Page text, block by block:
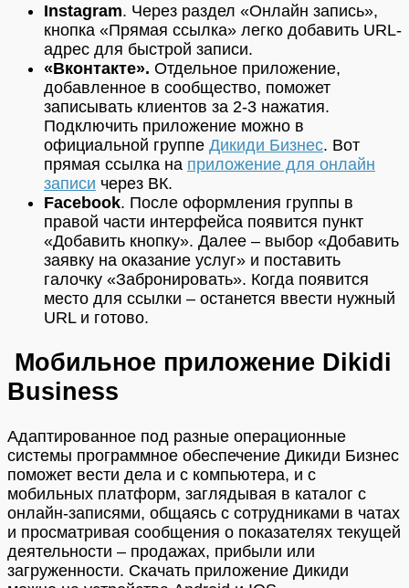
Instagram. Через раздел «Онлайн запись»,
кнопка «Прямая ссылка» легко добавить URL-
адрес для быстрой записи.
«Вконтакте». Отдельное приложение,
добавленное в сообщество, поможет
записывать клиентов за 2-3 нажатия.
Подключить приложение можно в
официальной группе Дикиди Бизнес. Вот
прямая ссылка на приложение для онлайн
записи через ВК.
Facebook. После оформления группы в
правой части интерфейса появится пункт
«Добавить кнопку». Далее – выбор «Добавить
заявку на оказание услуг» и поставить
галочку «Забронировать». Когда появится
место для ссылки – останется ввести нужный
URL и готово.
Мобильное приложение Dikidi
Business
Адаптированное под разные операционные
системы программное обеспечение Дикиди Бизнес
поможет вести дела и с компьютера, и с
мобильных платформ, заглядывая в каталог с
онлайн-записями, общаясь с сотрудниками в чатах
и просматривая сообщения о показателях текущей
деятельности – продажах, прибыли или
загруженности. Скачать приложение Дикиди